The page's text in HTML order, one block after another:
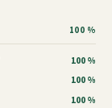
100 %
100 %
100 %
100 %